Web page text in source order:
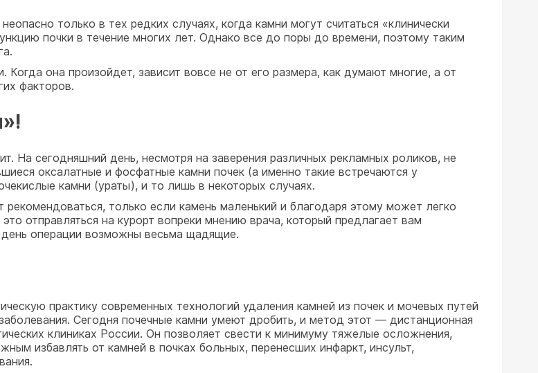
только в тех редких случаях, когда камни могут считаться «клинически
почки в течение многих лет. Однако все до поры до времени, поэтому таким
Когда она произойдет, зависит вовсе не от его размера, как думают многие, а от
факторов.
На сегодняшний день, несмотря на заверения различных рекламных роликов, не
оксалатные и фосфатные камни почек (а именно такие встречаются у
камни (ураты), и то лишь в некоторых случаях.
только если камень маленький и благодаря этому может легко
отправляться на курорт вопреки мнению врача, который предлагает вам
операции возможны весьма щадящие.
практику современных технологий удаления камней из почек и мочевых путей
Сегодня почечные камни умеют дробить, и метод этот — дистанционная
клиниках России. Он позволяет свести к минимуму тяжелые осложнения,
избавлять от камней в почках больных, перенесших инфаркт, инсульт,